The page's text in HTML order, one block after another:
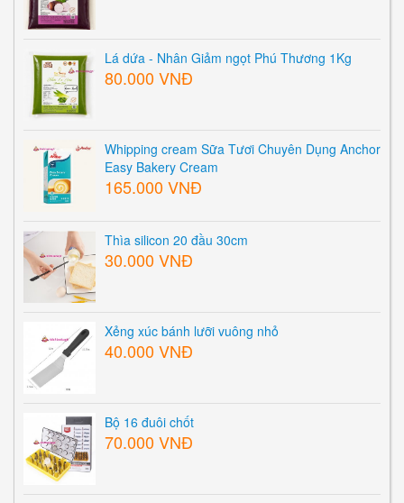
Lá dứa - Nhân Giảm ngọt Phú Thương 1Kg
80.000 VNĐ
Whipping cream Sữa Tươi Chuyên Dụng Anchor
Easy Bakery Cream
165.000 VNĐ
Thìa silicon 20 đầu 30cm
30.000 VNĐ
Xẻng xúc bánh lưỡi vuông nhỏ
40.000 VNĐ
Bộ 16 đuôi chốt
70.000 VNĐ